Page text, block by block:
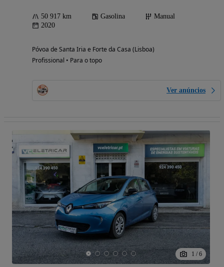
50 917 km Gasolina
Manual
2020
Póvoa de Santa Iria e Forte da Casa (Lisboa)
Profissional • Para o topo
Ver anúncios
1 / 6